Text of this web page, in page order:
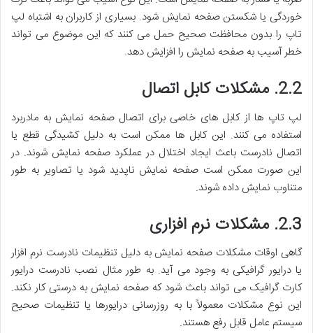
خوردگی یا شکستن صفحه نمایش شود. بسیاری از کاربران به اشتباه لپ
تاپ را بدون محافظت صحیح حمل می کنند که این موضوع می تواند
خطر آسیب به صفحه نمایش را افزایش دهد.
2.2. مشکلات کابل اتصال
لپ تاپ ها از کابل های خاصی برای اتصال صفحه نمایش به مادربرد
استفاده می کنند. این کابل ها ممکن است به دلیل کشیدگی قطع یا
اتصال نادرست باعث ایجاد اختلال در عملکرد صفحه نمایش شوند. در
این صورت ممکن است صفحه نمایش ناپدید شود یا تصاویر به طور
متناوب نمایش داده شوند.
2.3. مشکلات نرم افزاری
گاهی اوقات مشکلات صفحه نمایش به دلیل تنظیمات نادرست نرم افزار
یا درایور گرافیکی به وجود می آید. به طور مثال نصب نادرست درایور
کارت گرافیک می تواند باعث شود که صفحه نمایش به درستی کار نکند.
این نوع مشکلات معمولاً با به روزرسانی درایورها یا تنظیمات صحیح
سیستم عامل قابل رفع هستند.